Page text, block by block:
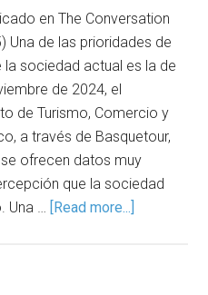
en The Conversation
Una de las prioridades de
la sociedad actual es la de
de 2024, el
de Turismo, Comercio y
a través de Basquetour,
ofrecen datos muy
que la sociedad
Una … [Read more...]